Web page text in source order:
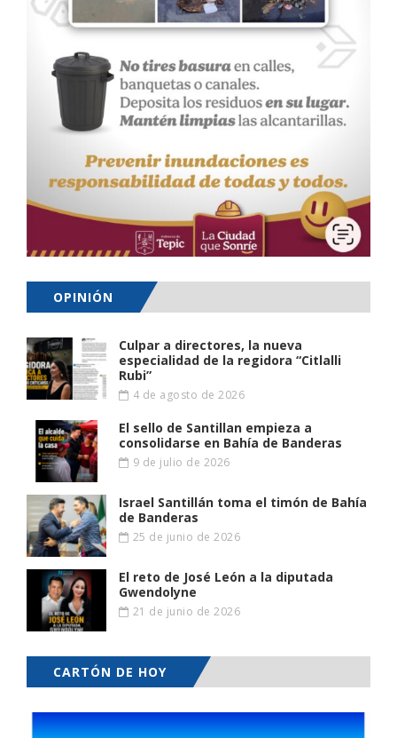
OPINIÓN
Culpar a directores, la nueva
especialidad de la regidora “Citlalli
Rubi”
4 de agosto de 2026
El sello de Santillan empieza a
consolidarse en Bahía de Banderas
9 de julio de 2026
Israel Santillán toma el timón de Bahía
de Banderas
25 de junio de 2026
El reto de José León a la diputada
Gwendolyne
21 de junio de 2026
CARTÓN DE HOY